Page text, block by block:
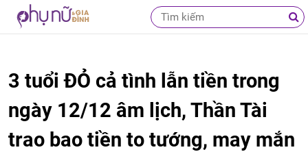
3 tuổi ĐỎ cả tình lẫn tiền trong
ngày 12/12 âm lịch, Thần Tài
trao bao tiền to tướng, may mắn